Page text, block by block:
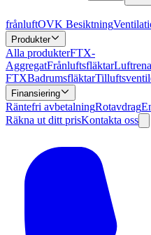
frånluftOVK Besiktning
Produkter
Alla produkterFTX-
AggregatFrånluftsfläktar
FTXBadrumsfläktar
Finansiering
Räntefri avbetalningRotavdrag
Räkna ut ditt prisKontakta oss